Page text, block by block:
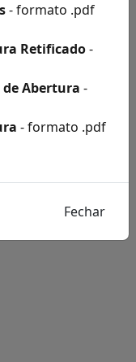
- formato .pdf
Retificado-
de Abertura -
- formato .pdf